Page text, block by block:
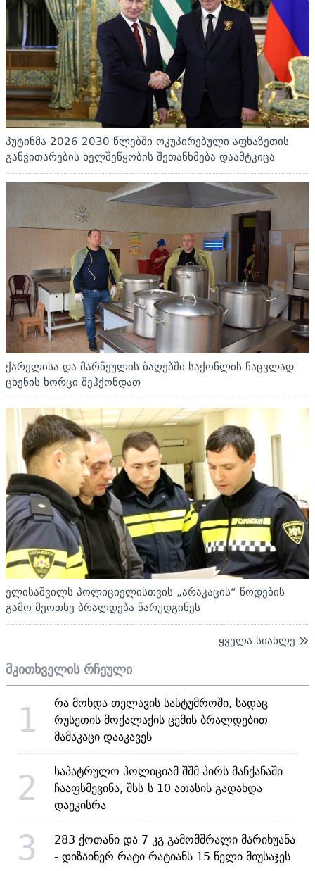
პუტინმა 2026-2030 წლებში ოკუპირებული აფხაზეთის
განვითარების ხელშეწყობის შეთანხმება დაამტკიცა
ქარელისა და მარნეულის ბაღებში საქონლის ნაცვლად
ცხენის ხორცი შეჰქონდათ
ელისაშვილს პოლიციელისთვის „არაკაცის“ წოდების
გამო მეოთხე ბრალდება წარუდგინეს
ყველა სიახლე
მკითხველის რჩეული
1
რა მოხდა თელავის სასტუმროში, სადაც
რუსეთის მოქალაქის ცემის ბრალდებით
მამაკაცი დააკავეს
2
საპატრულო პოლიციამ შშმ პირს მანქანაში
ჩააფსმევინა, შსს-ს 10 ათასის გადახდა
დაეკისრა
3
283 ქოთანი და 7 კგ გამომშრალი მარიხუანა
- დიზაინერ რატი რატიანს 15 წელი მიუსაჯეს